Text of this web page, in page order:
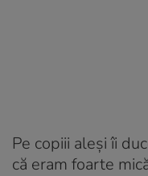
Pe copiii aleși îi
că eram foarte